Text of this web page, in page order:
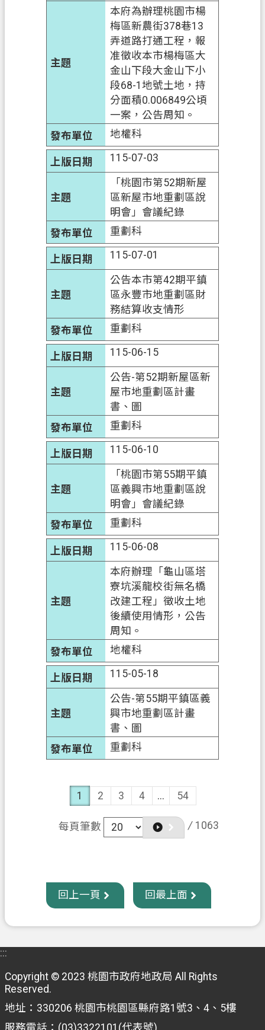
本府為辦理桃園市楊
梅區新農街378巷13
弄道路打通工程，報
准徵收本市楊梅區大
金山下段大金山下小
段68-1地號土地，持
分面積0.006849公頃
一案，公告周知。
地權科
115-07-03
「桃園市第52期新屋
區新屋市地重劃區說
明會」會議紀錄
重劃科
115-07-01
公告本市第42期平鎮
區永豐市地重劃區財
務結算收支情形
重劃科
115-06-15
公告-第52期新屋區新
屋市地重劃區計畫
書、圖
重劃科
115-06-10
「桃園市第55期平鎮
區義興市地重劃區說
明會」會議紀錄
重劃科
115-06-08
本府辦理「龜山區塔
寮坑溪龍校街無名橋
改建工程」徵收土地
後續使用情形，公告
周知。
地權科
115-05-18
公告-第55期平鎮區義
興市地重劃區計畫
書、圖
重劃科
1 2 3 4 ... 54
每頁筆數 / 1063
回上一頁 回最上面
:::
Copyright © 2023 桃園市政府地政局 All Rights
Reserved.
地址：330206 桃園市桃園區縣府路1號3、4、5樓
服務電話：(03)3322101(代表號)